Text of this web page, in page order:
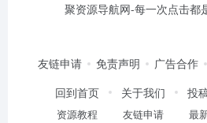
聚资源导航网-每一次点击都
友链申请 免责声明 广告合作
回到首页
资源教程
关于我们
友链申请
投
最